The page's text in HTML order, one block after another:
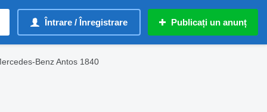
Întrare / Înregistrare Publicați un anunț
Benz Antos 1840